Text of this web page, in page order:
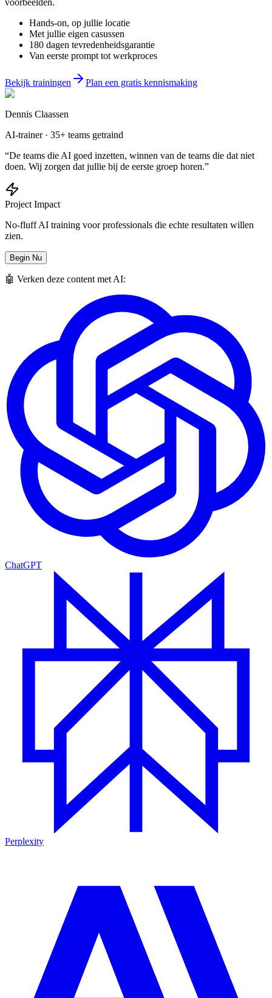
voorbeelden.
Hands-on, op jullie locatie
Met jullie eigen casussen
180 dagen tevredenheidsgarantie
Van eerste prompt tot werkproces
Bekijk trainingen Plan een gratis kennismaking
Dennis Claassen
AI-trainer · 35+ teams getraind
“De teams die AI goed inzetten, winnen van de teams die dat niet
doen. Wij zorgen dat jullie bij de eerste groep horen.”
Project Impact
No-fluff AI training voor professionals die echte resultaten willen
zien.
Begin Nu
🤖 Verken deze content met AI:
ChatGPT
Perplexity